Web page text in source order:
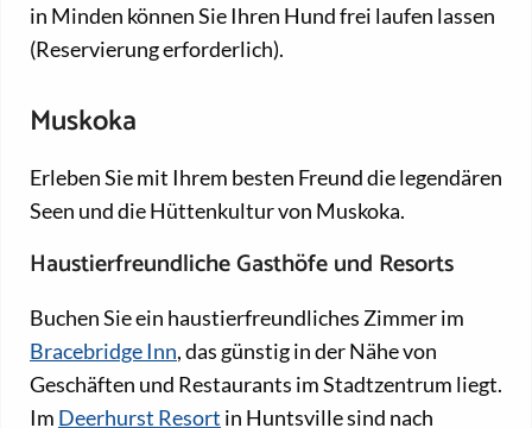
in Minden können Sie Ihren Hund frei laufen lassen
(Reservierung erforderlich).
Muskoka
Erleben Sie mit Ihrem besten Freund die legendären
Seen und die Hüttenkultur von Muskoka.
Haustierfreundliche Gasthöfe und Resorts
Buchen Sie ein haustierfreundliches Zimmer im
Bracebridge Inn, das günstig in der Nähe von
Geschäften und Restaurants im Stadtzentrum liegt.
Im Deerhurst Resort in Huntsville sind nach